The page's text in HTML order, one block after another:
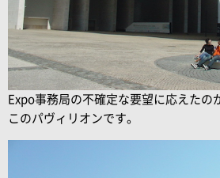
Expo事務局の不確定な要望に応えたの
このパヴィリオンです。